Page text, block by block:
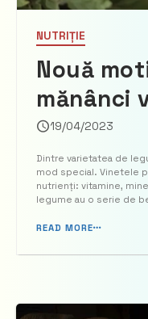
NUTRIȚIE
Nouă
mănânci
gust unic
beneficii
19/04/2023
Dintre varietatea de
mod special. Vinetele
nutrienți: vitamine,
legume au o serie de
persoanele cu diabet.
READ MORE